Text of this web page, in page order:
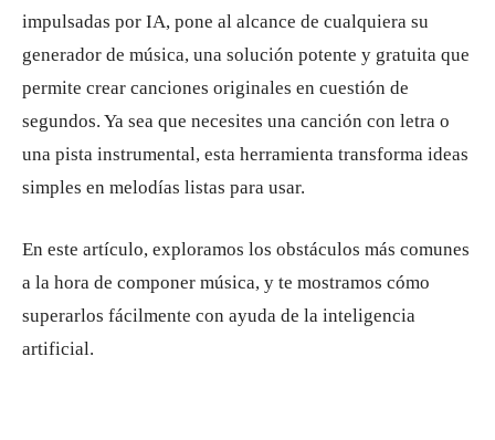
impulsadas por IA, pone al alcance de cualquiera su
generador de música, una solución potente y gratuita que
permite crear canciones originales en cuestión de
segundos. Ya sea que necesites una canción con letra o
una pista instrumental, esta herramienta transforma ideas
simples en melodías listas para usar.
En este artículo, exploramos los obstáculos más comunes
a la hora de componer música, y te mostramos cómo
superarlos fácilmente con ayuda de la inteligencia
artificial.